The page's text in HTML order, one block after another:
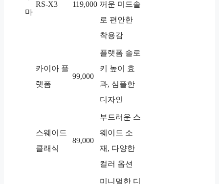
마
RS-X3 119,000 꺼운 미드솔
로 편안한
착용감
카이아 플
랫폼
99,000
플랫폼 솔로
키 높이 효
과, 심플한
디자인
스웨이드
클래식
89,000
부드러운 스
웨이드 소
재, 다양한
컬러 옵션
미니멀한 디